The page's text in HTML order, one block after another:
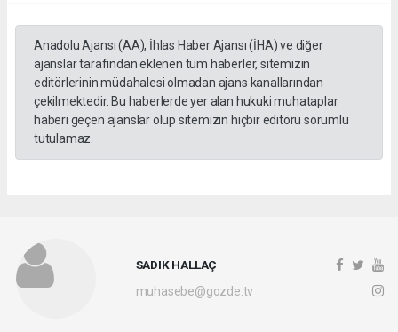
Anadolu Ajansı (AA), İhlas Haber Ajansı (İHA) ve diğer
ajanslar tarafından eklenen tüm haberler, sitemizin
editörlerinin müdahalesi olmadan ajans kanallarından
çekilmektedir. Bu haberlerde yer alan hukuki muhataplar
haberi geçen ajanslar olup sitemizin hiçbir editörü sorumlu
tutulamaz.
SADIK HALLAÇ
muhasebe@gozde.tv